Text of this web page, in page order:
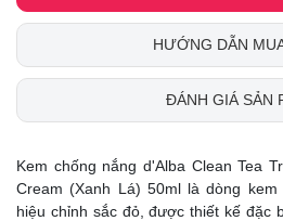
HƯỚNG DẪN
ĐÁNH GIÁ SẢN
Kem chống nắng d'Alba Clean Tea
Cream (Xanh Lá) 50ml là dòng
hiệu chỉnh sắc đỏ, được thiết kế đặc